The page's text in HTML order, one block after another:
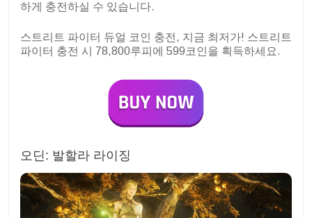
하게 충전하실 수 있습니다.
스트리트 파이터 듀얼 코인 충전, 지금 최저가! 스트리트
파이터 충전 시 78,800루피에 599코인을 획득하세요.
오딘: 발할라 라이징